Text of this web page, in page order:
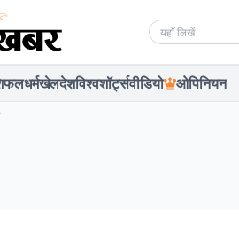
Search news
धर्मखेलदेशविश्वशॉर्ट्सवीडियो ओपिनियन